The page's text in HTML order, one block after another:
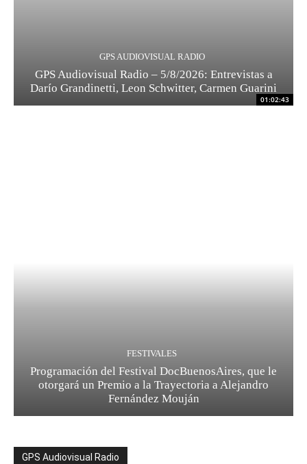
01:02:43
GPS AUDIOVISUAL RADIO
GPS Audiovisual Radio – 5/8/2026: Entrevistas a
Darío Grandinetti, Leon Schwitter, Carmen Guarini
FESTIVALES
Programación del Festival DocBuenosAires, que le
otorgará un Premio a la Trayectoria a Alejandro
Fernández Mouján
GPS Audiovisual Radio